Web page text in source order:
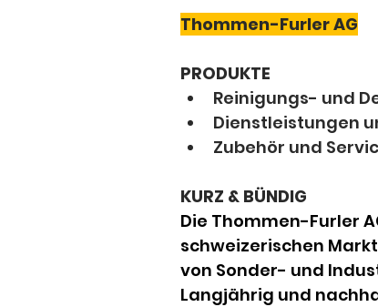
Thommen-Furler AG
PRODUKTE
Reinigungs- und
Dienstleistungen
Zubehör und
KURZ & BÜNDIG
Die Thommen-Furler
schweizerischen
von Sonder- und
Langjährig und